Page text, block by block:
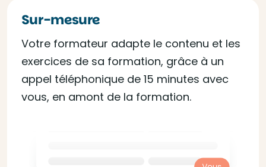
Sur-mesure
Votre formateur adapte le contenu et les
exercices de sa formation, grâce à un
appel téléphonique de 15 minutes avec
vous, en amont de la formation.